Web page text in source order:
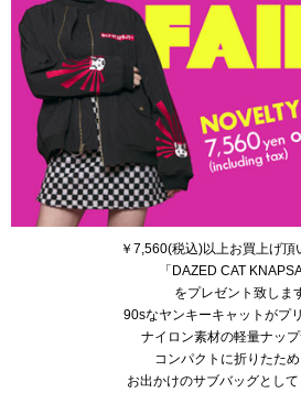
￥7,560(税込)以上お買上げ頂
「DAZED CAT
をプレゼント致しま
90sなヤンキーキャットがプ
ナイロン素材の軽量ナッ
コンパクトに折りたた
お出かけのサブバッグとして